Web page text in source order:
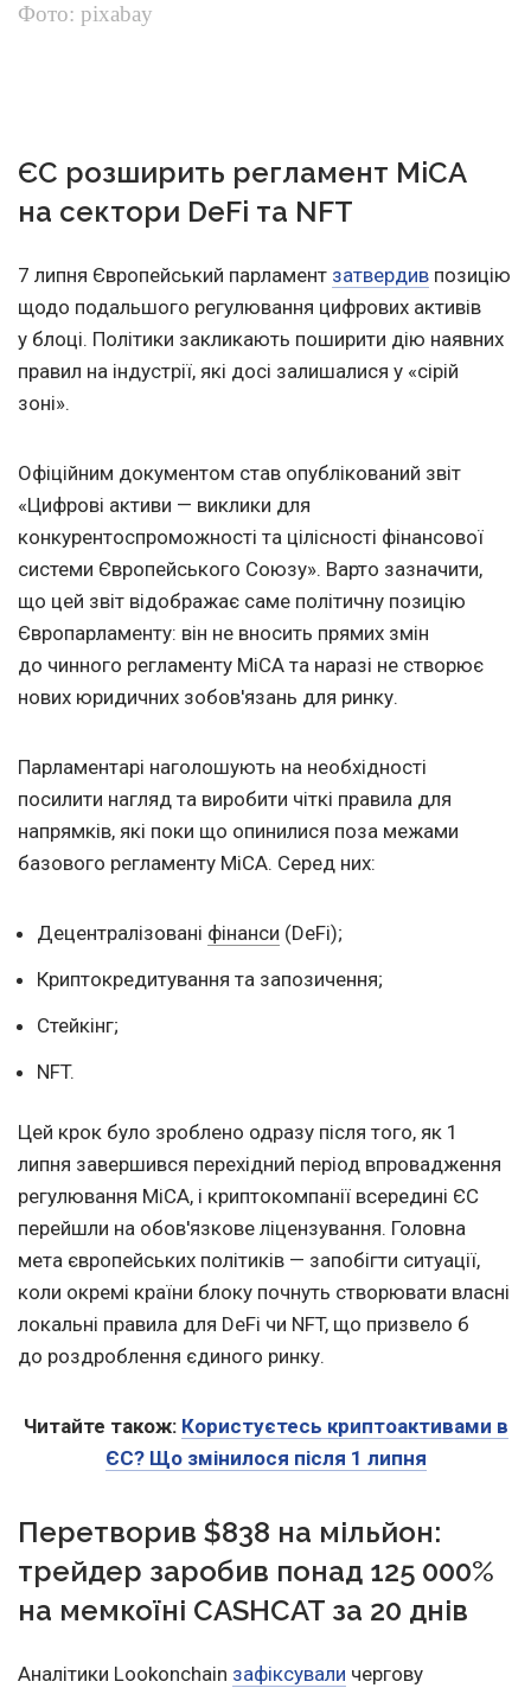
Фото: pixabay
ЄС розширить регламент MiCA
на сектори DeFi та NFT
7 липня Європейський парламент затвердив позицію
щодо подальшого регулювання цифрових активів
у блоці. Політики закликають поширити дію наявних
правил на індустрії, які досі залишалися у «сірій
зоні».
Офіційним документом став опублікований звіт
«Цифрові активи — виклики для
конкурентоспроможності та цілісності фінансової
системи Європейського Союзу». Варто зазначити,
що цей звіт відображає саме політичну позицію
Європарламенту: він не вносить прямих змін
до чинного регламенту MiCA та наразі не створює
нових юридичних зобов'язань для ринку.
Парламентарі наголошують на необхідності
посилити нагляд та виробити чіткі правила для
напрямків, які поки що опинилися поза межами
базового регламенту MiCA. Серед них:
Децентралізовані фінанси (DeFi);
Криптокредитування та запозичення;
Стейкінг;
NFT.
Цей крок було зроблено одразу після того, як 1
липня завершився перехідний період впровадження
регулювання MiCA, і криптокомпанії всередині ЄС
перейшли на обов'язкове ліцензування. Головна
мета європейських політиків — запобігти ситуації,
коли окремі країни блоку почнуть створювати власні
локальні правила для DeFi чи NFT, що призвело б
до роздроблення єдиного ринку.
Читайте також: Користуєтесь криптоактивами в
ЄС? Що змінилося після 1 липня
Перетворив $838 на мільйон:
трейдер заробив понад 125 000%
на мемкоїні CASHCAT за 20 днів
Аналітики Lookonchain зафіксували чергову